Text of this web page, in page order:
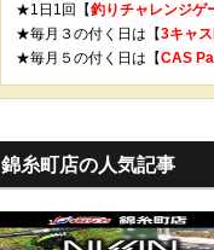
★1日1回【釣りチャレンジゲ
★毎月３の付く日は【3キャ
★毎月５の付く日は【CAS
錦糸町店の人気記事